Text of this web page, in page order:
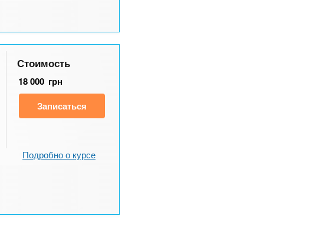
Стоимость
18 000 грн
Записаться
Подробно о курсе